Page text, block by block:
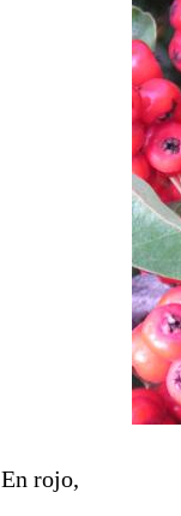
En rojo,